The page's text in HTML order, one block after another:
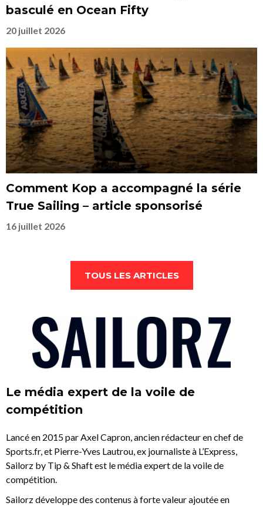
basculé en Ocean Fifty
20 juillet 2026
Comment Kop a accompagné la série
True Sailing – article sponsorisé
16 juillet 2026
TOUS LES ARTICLES
Le média expert de la voile de
compétition
Lancé en 2015 par Axel Capron, ancien rédacteur en chef de
Sports.fr, et Pierre-Yves Lautrou, ex journaliste à L’Express,
Sailorz by Tip & Shaft est le média expert de la voile de
compétition.
Sailorz développe des contenus à forte valeur ajoutée en